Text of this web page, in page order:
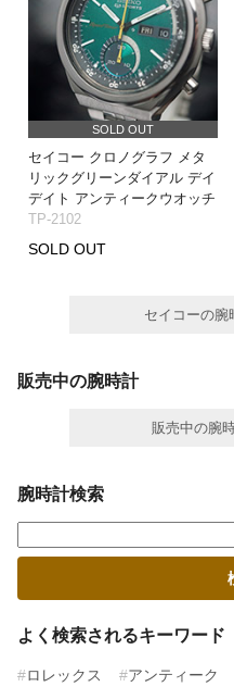
SOLD OUT
セイコー クロノグラフ メタ
リックグリーンダイアル デイ
デイト アンティークウオッチ
TP-2102
SOLD OUT
セイコーの腕
販売中の腕時計
販売中の腕
腕時計検索
よく検索されるキーワード
ロレックス アンティーク